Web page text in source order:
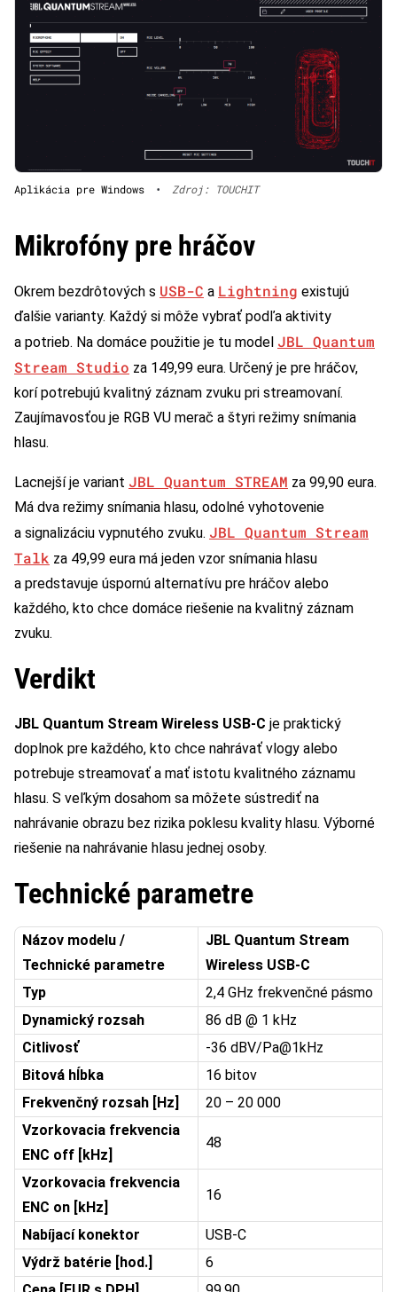
Aplikácia pre Windows • Zdroj: TOUCHIT
Mikrofóny pre hráčov
Okrem bezdrôtových s USB-C a Lightning existujú
ďalšie varianty. Každý si môže vybrať podľa aktivity
a potrieb. Na domáce použitie je tu model JBL Quantum
Stream Studio za 149,99 eura. Určený je pre hráčov,
korí potrebujú kvalitný záznam zvuku pri streamovaní.
Zaujímavosťou je RGB VU merač a štyri režimy snímania
hlasu.
Lacnejší je variant JBL Quantum STREAM za 99,90 eura.
Má dva režimy snímania hlasu, odolné vyhotovenie
a signalizáciu vypnutého zvuku. JBL Quantum Stream
Talk za 49,99 eura má jeden vzor snímania hlasu
a predstavuje úspornú alternatívu pre hráčov alebo
každého, kto chce domáce riešenie na kvalitný záznam
zvuku.
Verdikt
JBL Quantum Stream Wireless USB-C je praktický
doplnok pre každého, kto chce nahrávať vlogy alebo
potrebuje streamovať a mať istotu kvalitného záznamu
hlasu. S veľkým dosahom sa môžete sústrediť na
nahrávanie obrazu bez rizika poklesu kvality hlasu. Výborné
riešenie na nahrávanie hlasu jednej osoby.
Technické parametre
Názov modelu /
Technické parametre
JBL Quantum Stream
Wireless USB-C
Typ
2,4 GHz frekvenčné pásmo
Dynamický rozsah
86 dB @ 1 kHz
Citlivosť
-36 dBV/Pa@1kHz
Bitová hĺbka
16 bitov
Frekvenčný rozsah [Hz]
20 – 20 000
Vzorkovacia frekvencia
ENC off [kHz]
48
Vzorkovacia frekvencia
ENC on [kHz]
16
Nabíjací konektor
USB-C
Výdrž batérie [hod.]
6